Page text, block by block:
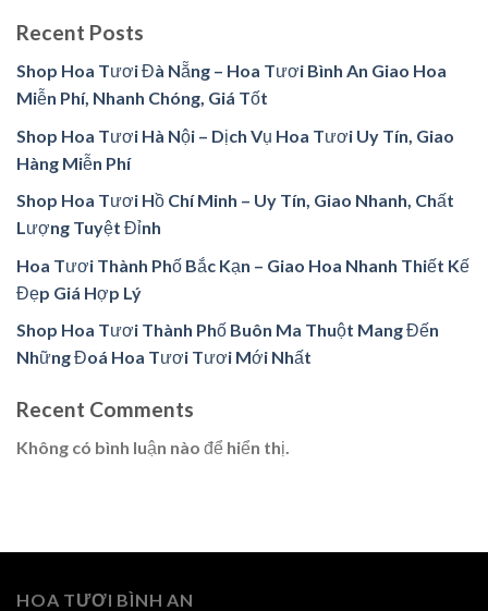
Recent Posts
Shop Hoa Tươi Đà Nẵng – Hoa Tươi Bình An Giao Hoa
Miễn Phí, Nhanh Chóng, Giá Tốt
Shop Hoa Tươi Hà Nội – Dịch Vụ Hoa Tươi Uy Tín, Giao
Hàng Miễn Phí
Shop Hoa Tươi Hồ Chí Minh – Uy Tín, Giao Nhanh, Chất
Lượng Tuyệt Đỉnh
Hoa Tươi Thành Phố Bắc Kạn – Giao Hoa Nhanh Thiết Kế
Đẹp Giá Hợp Lý
Shop Hoa Tươi Thành Phố Buôn Ma Thuột Mang Đến
Những Đoá Hoa Tươi Tươi Mới Nhất
Recent Comments
Không có bình luận nào để hiển thị.
HOA TƯƠI BÌNH AN